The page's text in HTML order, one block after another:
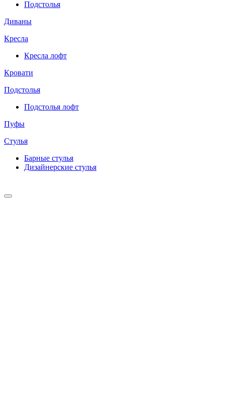
Подстолья
Диваны
Кресла
Кресла лофт
Кровати
Подстолья
Подстолья лофт
Пуфы
Стулья
Барные cтулья
Дизайнерские cтулья